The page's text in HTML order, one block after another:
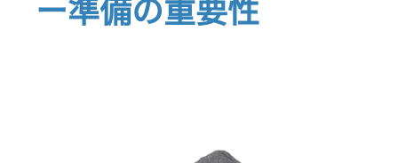
ー準備の重要性